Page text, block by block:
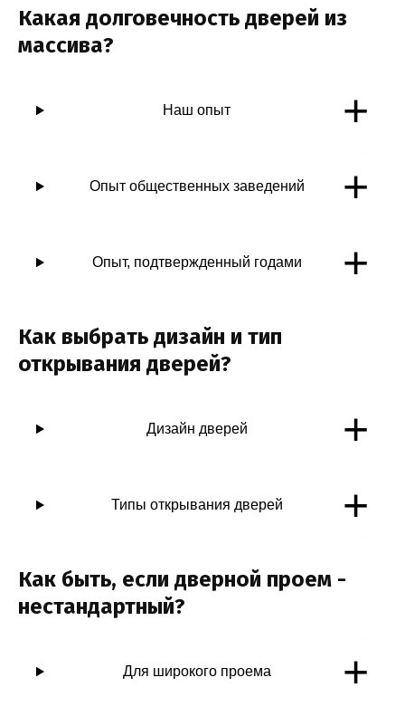
Какая долговечность дверей из
массива?
Наш опыт +
Опыт общественных заведений +
Опыт, подтвержденный годами +
Как выбрать дизайн и тип
открывания дверей?
Дизайн дверей +
Типы открывания дверей +
Как быть, если дверной проем -
нестандартный?
Для широкого проема +